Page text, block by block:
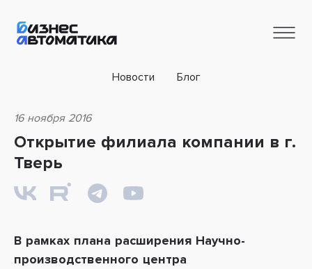
Новости Блог
16 ноября 2016
Открытие филиала компании в г.
Тверь
В рамках плана расширения Научно-
производственного центра